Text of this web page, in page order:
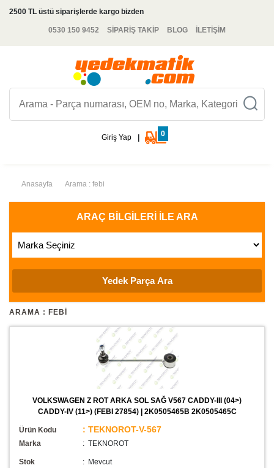
2500 TL üstü siparişlerde kargo bizden
0530 150 9452 SİPARİŞ TAKİP BLOG İLETİŞİM
Giriş Yap 0
Anasayfa Arama : febi
ARAÇ BILGILERI İLE ARA
ARAMA : FEBI
VOLKSWAGEN Z ROT ARKA SOL SAĞ V567 CADDY-III (04>)
CADDY-IV (11>) (FEBI 27854) | 2K0505465B 2K0505465C
Ürün Kodu : TEKNOROT-V-567
Marka : TEKNOROT
Stok : Mevcut